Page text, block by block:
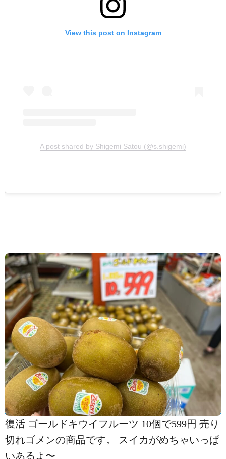
View this post on Instagram
A post shared by Shigemi Satou (@s.shigemi)
復活️ ゴールドキウイフルーツ 10個で599円 売り
切れゴメンの商品です。 スイカがめちゃいっぱ
いあるよ〜